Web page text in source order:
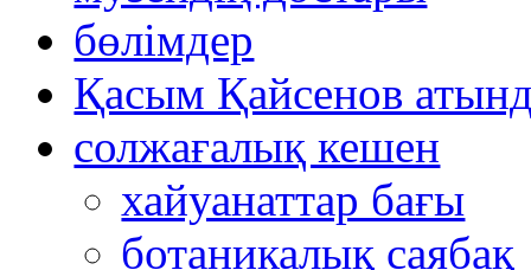
бөлімдер
Қасым Қайсенов
солжағалық кешен
хайуанаттар бағы
ботаникалық саябақ